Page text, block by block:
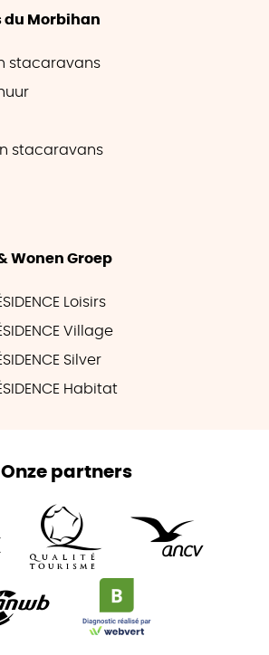
du Morbihan
stacaravans
stacaravans
Wonen Groep
Loisirs
Village
Silver
Habitat
Onze partners